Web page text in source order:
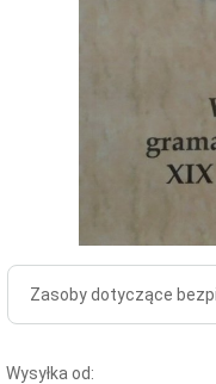
Zasoby dotyczące
Wysyłka od: